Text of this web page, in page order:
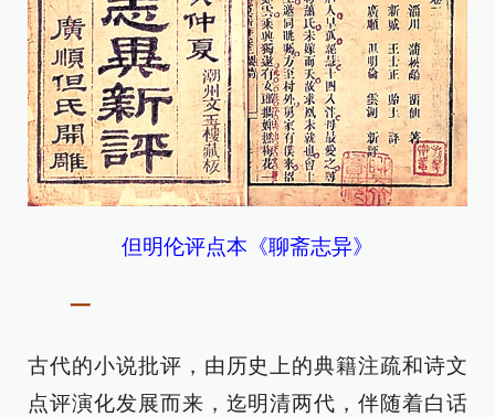
但明伦评点本《聊斋志异》
一
古代的小说批评，由历史上的典籍注疏和诗文
点评演化发展而来，迄明清两代，伴随着白话